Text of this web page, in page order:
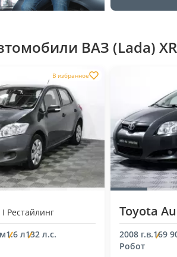
ВАЗ (Lada)
В избранное
I Рестайлинг
1.6 л132 л.с.
Toyota
2008 г.в.169
Робот